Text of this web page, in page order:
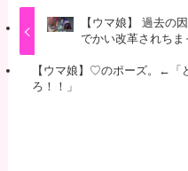
【ウマ娘】 過去の
でかい改革されちま
【ウマ娘】♡のポーズ。←「
ろ！！」